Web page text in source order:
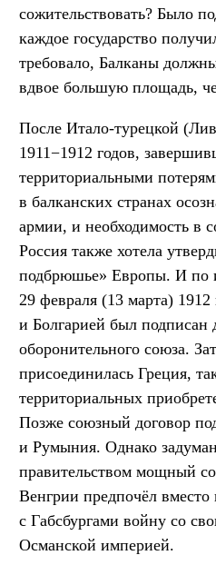
сожительствовать? Было
каждое государство
требовало, Балканы
вдвое большую площадь,
После Итало-турецкой
1911−1912 годов,
территориальными
в балканских странах
армии, и необходимость в
Россия также хотела
подбрюшье» Европы. И по
29 февраля (13 марта)
и Болгарией был подписан
оборонительного союза.
присоединилась Греция,
территориальных
Позже союзный договор
и Румыния. Однако
правительством мощный
Венгрии предпочёл вместо
с Габсбургами войну со
Османской империей.